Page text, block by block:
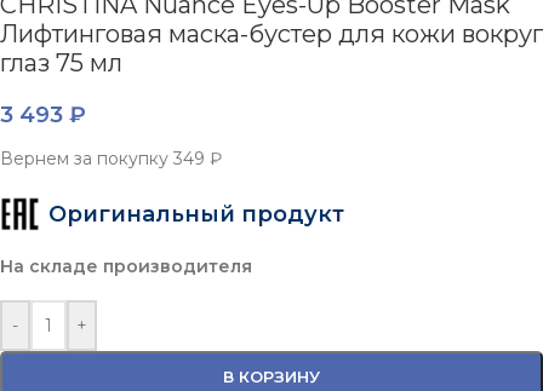
Лифтинговая маска-бустер для кожи вокруг
глаз 75 мл
3 493 ₽
Вернем за покупку 349 ₽
Оригинальный продукт
На складе производителя
- +
В КОРЗИНУ